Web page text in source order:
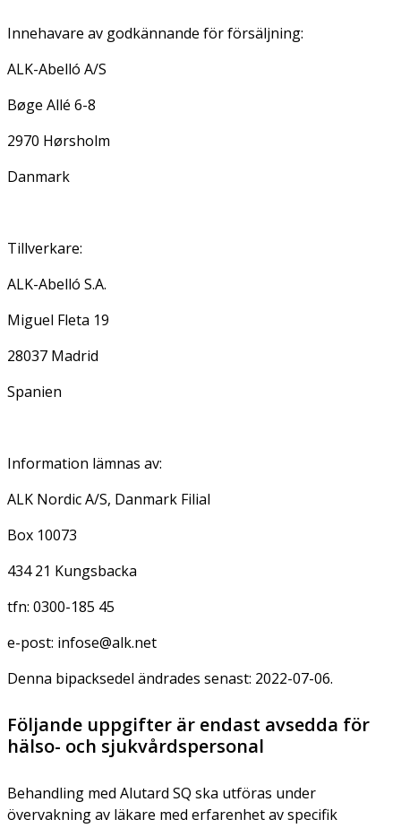
Innehavare av godkännande för försäljning:
ALK-Abelló A/S
Bøge Allé 6-8
2970 Hørsholm
Danmark
Tillverkare:
ALK-Abelló S.A.
Miguel Fleta 19
28037 Madrid
Spanien
Information lämnas av:
ALK Nordic A/S, Danmark Filial
Box 10073
434 21 Kungsbacka
tfn: 0300-185 45
e-post: infose@alk.net
Denna bipacksedel ändrades senast: 2022-07-06.
Följande uppgifter är endast avsedda för
hälso- och sjukvårdspersonal
Behandling med Alutard SQ ska utföras under
övervakning av läkare med erfarenhet av specifik